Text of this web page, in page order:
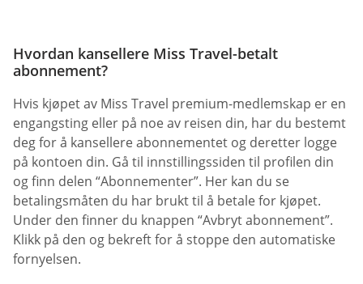
Hvordan kansellere Miss Travel-betalt
abonnement?
Hvis kjøpet av Miss Travel premium-medlemskap er en
engangsting eller på noe av reisen din, har du bestemt
deg for å kansellere abonnementet og deretter logge
på kontoen din. Gå til innstillingssiden til profilen din
og finn delen “Abonnementer”. Her kan du se
betalingsmåten du har brukt til å betale for kjøpet.
Under den finner du knappen “Avbryt abonnement”.
Klikk på den og bekreft for å stoppe den automatiske
fornyelsen.